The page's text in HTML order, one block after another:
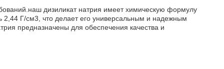
дизиликат натрия имеет химическую формулу
2,44 Г/см3, что делает его универсальным и надежным
предназначены для обеспечения качества и